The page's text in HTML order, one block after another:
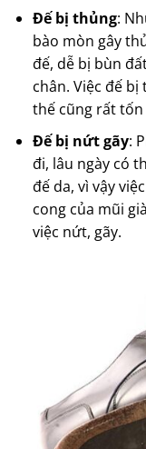
Đế bị thủng:
bào mòn gây
đế, dễ bị bùn
chân. Việc đế
thế cũng rất tốn
Đế bị nứt gãy:
đi, lâu ngày có
đế da, vì vậy
cong của mũi
việc nứt, gãy.